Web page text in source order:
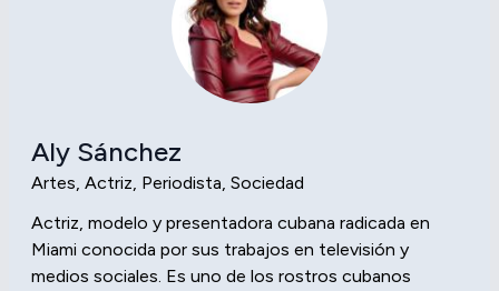
Aly Sánchez
Artes, Actriz, Periodista, Sociedad
Actriz, modelo y presentadora cubana radicada en
Miami conocida por sus trabajos en televisión y
medios sociales. Es uno de los rostros cubanos